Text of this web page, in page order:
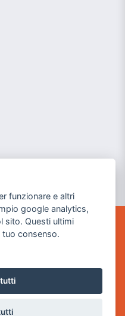
funzionare e altri
google analytics,
sito. Questi ultimi
consenso.